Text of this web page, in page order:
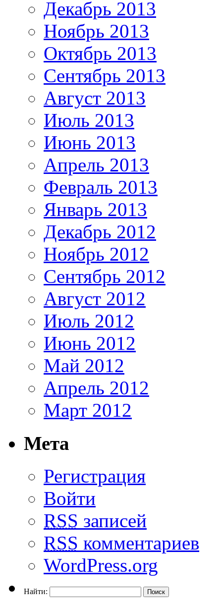
Декабрь 2013
Ноябрь 2013
Октябрь 2013
Сентябрь 2013
Август 2013
Июль 2013
Июнь 2013
Апрель 2013
Февраль 2013
Январь 2013
Декабрь 2012
Ноябрь 2012
Сентябрь 2012
Август 2012
Июль 2012
Июнь 2012
Май 2012
Апрель 2012
Март 2012
Мета
Регистрация
Войти
RSS записей
RSS комментариев
WordPress.org
Найти: